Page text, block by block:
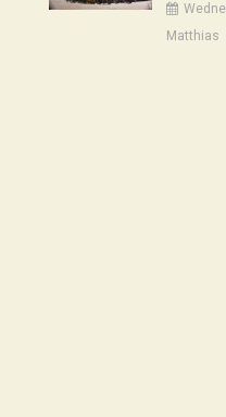
Matthias